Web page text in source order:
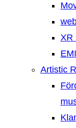
XR
Artistic